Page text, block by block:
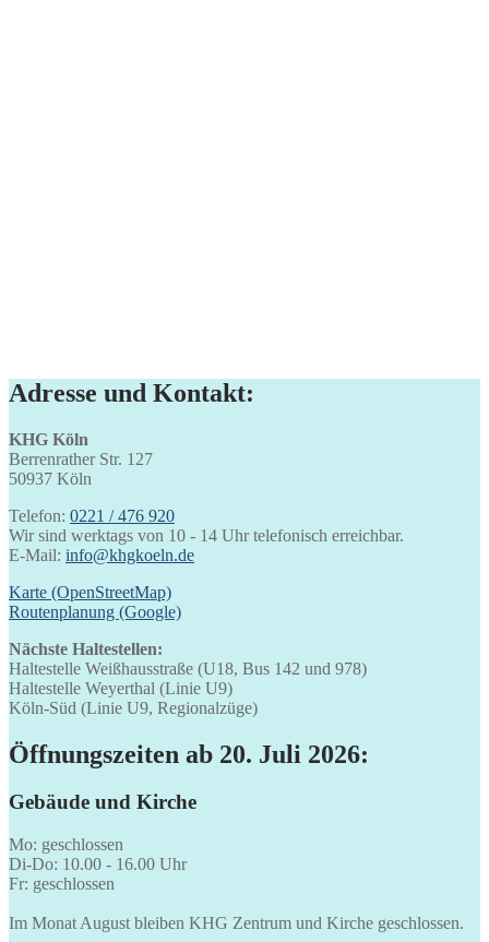
Adresse und Kontakt:
KHG Köln
Berrenrather Str. 127
50937 Köln
Telefon: 0221 / 476 920
Wir sind werktags von 10 - 14 Uhr telefonisch erreichbar.
E-Mail: info@khgkoeln.de
Karte (OpenStreetMap)
Routenplanung (Google)
Nächste Haltestellen:
Haltestelle Weißhausstraße (U18, Bus 142 und 978)
Haltestelle Weyerthal (Linie U9)
Köln-Süd (Linie U9, Regionalzüge)
Öffnungszeiten ab 20. Juli 2026:
Gebäude und Kirche
Mo: geschlossen
Di-Do: 10.00 - 16.00 Uhr
Fr: geschlossen
Im Monat August bleiben KHG Zentrum und Kirche geschlossen.